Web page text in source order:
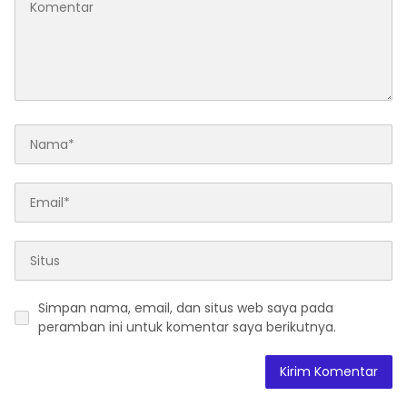
Simpan nama, email, dan situs web saya pada
peramban ini untuk komentar saya berikutnya.